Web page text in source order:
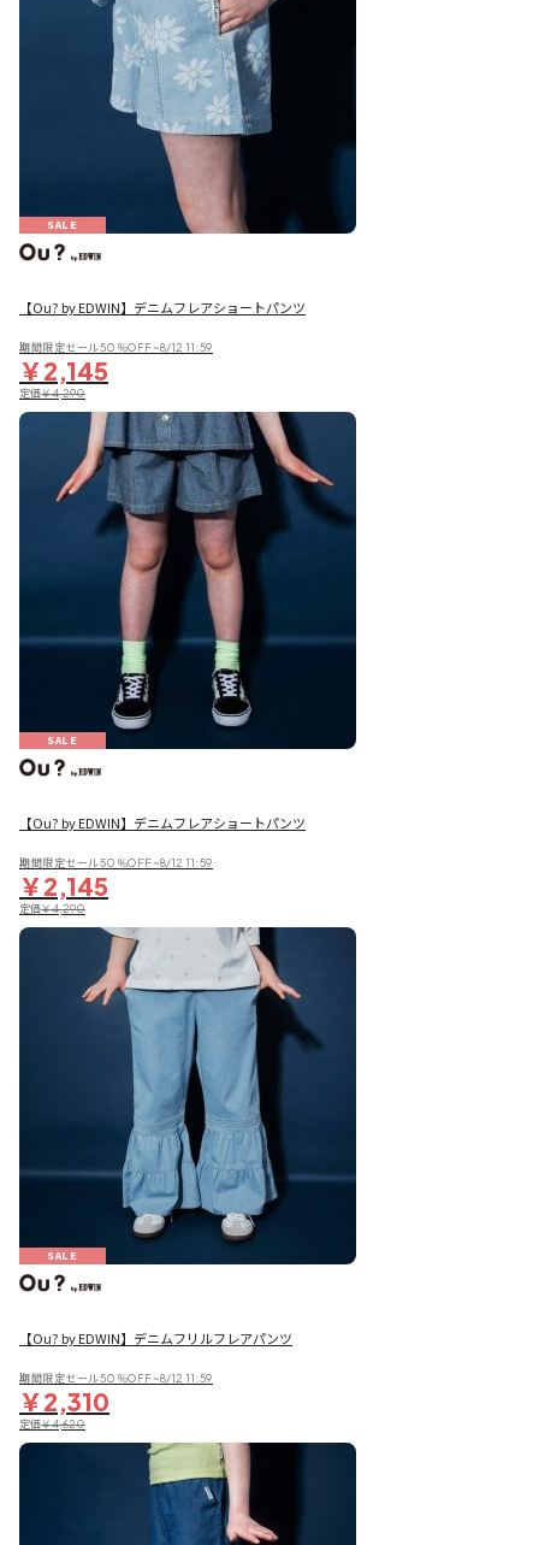
SALE
【Ou? by EDWIN】デニムフレアショートパンツ
期間限定セール50％OFF~8/12 11:59
￥2,145
定価￥4,290
SALE
【Ou? by EDWIN】デニムフレアショートパンツ
期間限定セール50％OFF~8/12 11:59
￥2,145
定価￥4,290
SALE
【Ou? by EDWIN】デニムフリルフレアパンツ
期間限定セール50％OFF~8/12 11:59
￥2,310
定価￥4,620